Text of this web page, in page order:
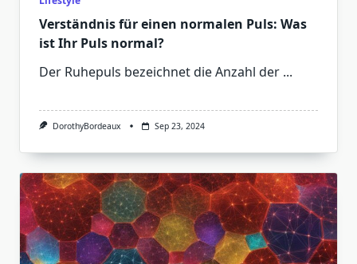
Verständnis für einen normalen Puls: Was
ist Ihr Puls normal?
Der Ruhepuls bezeichnet die Anzahl der ...
DorothyBordeaux Sep 23, 2024